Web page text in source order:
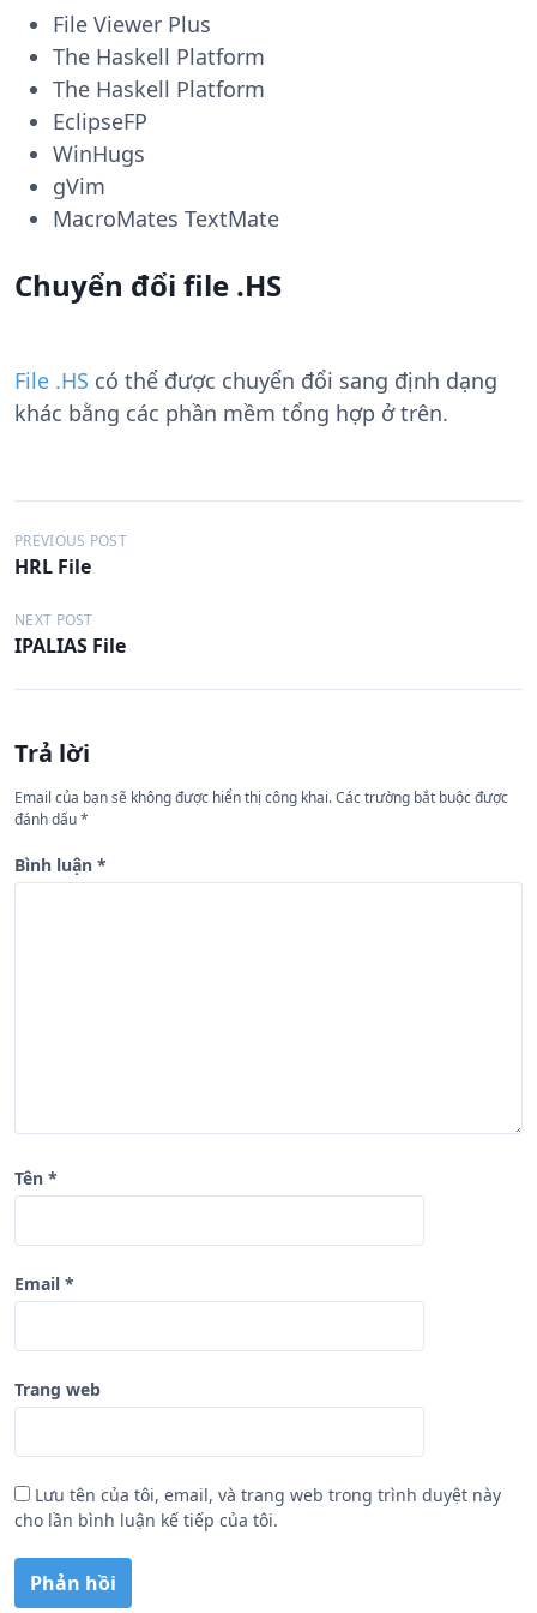
File Viewer Plus
The Haskell Platform
The Haskell Platform
EclipseFP
WinHugs
gVim
MacroMates TextMate
Chuyển đổi file .HS
File .HS có thể được chuyển đổi sang định dạng
khác bằng các phần mềm tổng hợp ở trên.
Đ
i
ề
u
h
ớ
n
g
b
PREVIOUS POST
HRL File
NEXT POST
IPALIAS File
Trả lời
Email của bạn sẽ không được hiển thị công khai.Các trường bắt buộc được
đánh dấu*
Bình luận *
Tên *
Email *
Trang web
Lưu tên của tôi, email, và trang web trong trình duyệt này
cho lần bình luận kế tiếp của tôi.